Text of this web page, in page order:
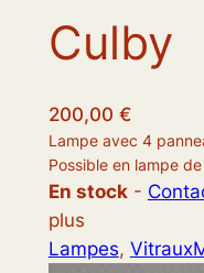
Culby
200,00 €
Lampe avec 4
Possible en lampe
En stock-
plus
Lampes, Vitraux